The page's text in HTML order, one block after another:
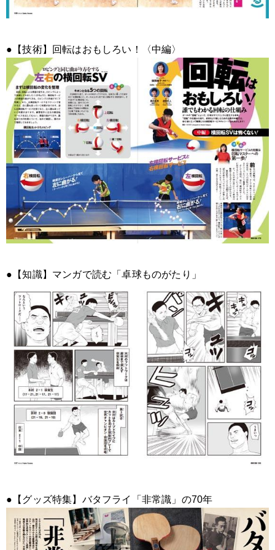
●【技術】回転はおもしろい！〈中編〉
●【知識】マンガで読む「卓球ものがたり」
●【グッズ特集】バタフライ「非常識」の70年